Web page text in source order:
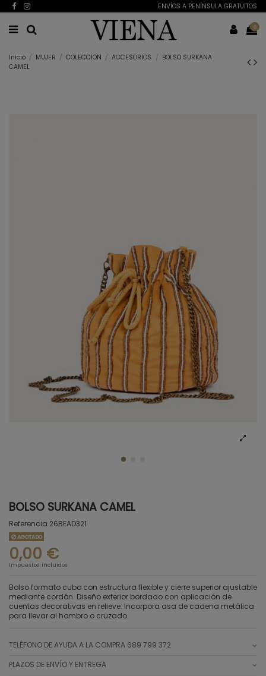
ENVÍOS A PENÍNSULA GRATUITOS
0
Inicio MUJER COLECCION ACCESORIOS
BOLSO SURKANA
CAMEL
BOLSO SURKANA CAMEL
Referencia 26BEAD321
AGOTADO
0,00 €
Impuestos incluidos
Bolso formato cubo con estructura flexible y cierre superior ajustable
mediante cordón. Diseño exterior bordado con aplicación de
cuentas decorativas en relieve. Incorpora asa de cadena metálica
para llevar al hombro o cruzado.
TELÉFONO DE AYUDA A LA COMPRA 689 799 372
PLAZOS DE ENVÍO Y ENTREGA